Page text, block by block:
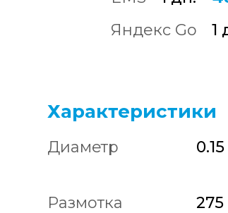
Яндекс Go
1
Характеристики
Диаметр
Размотка 275